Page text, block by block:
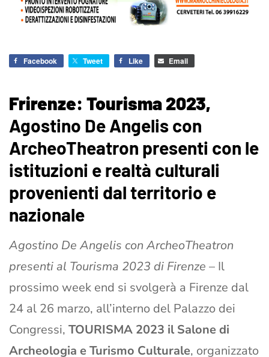
Facebook Tweet Like Email
Frirenze: Tourisma 2023,
Agostino De Angelis con
ArcheoTheatron presenti con le
istituzioni e realtà culturali
provenienti dal territorio e
nazionale
Agostino De Angelis con ArcheoTheatron
presenti al Tourisma 2023 di Firenze – Il
prossimo week end si svolgerà a Firenze dal
24 al 26 marzo, all’interno del Palazzo dei
Congressi, TOURISMA 2023 il Salone di
Archeologia e Turismo Culturale, organizzato